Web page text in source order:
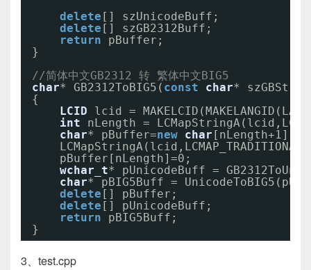
delete [] szUnicodeBuff;
delete [] szGB2312Buff;
return
pBuffer;
}
//简体中文GB2312 转 繁体中文BIG5
char* GB2312ToBIG5( const char*
{
LCID
lcid =
int
nLength =
char* pBuffer=new char [nLength+1];
pBuffer[nLength]=0;
wchar_t* pUnicodeBuff =
char* pBIG5Buff =
delete [] pBuffer;
delete [] pUnicodeBuff;
return
pBIG5Buff;
}
3、test.cpp